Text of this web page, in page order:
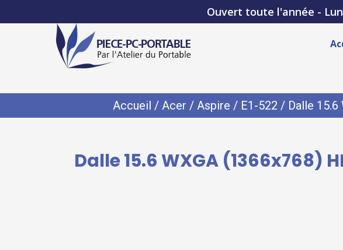
Ouvert toute l'année -
Accueil / Acer / Aspire / E1-522 / Dalle 15.6
Dalle 15.6 WXGA (1366x768)